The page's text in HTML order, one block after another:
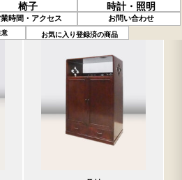
椅子 時計・照明
時間・アクセス お問い合わせ
意 お気に入り登録済の商品
売約済の商品を非表示にする